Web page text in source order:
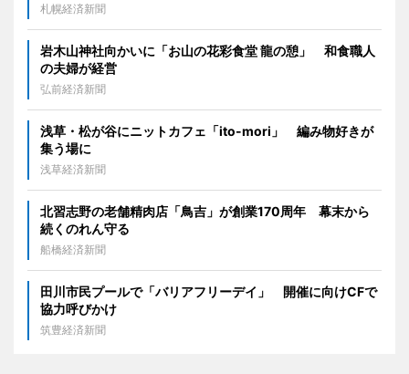
札幌経済新聞
岩木山神社向かいに「お山の花彩食堂 龍の憩」 和食職人
の夫婦が経営
弘前経済新聞
浅草・松が谷にニットカフェ「ito-mori」 編み物好きが
集う場に
浅草経済新聞
北習志野の老舗精肉店「鳥吉」が創業170周年 幕末から
続くのれん守る
船橋経済新聞
田川市民プールで「バリアフリーデイ」 開催に向けCFで
協力呼びかけ
筑豊経済新聞